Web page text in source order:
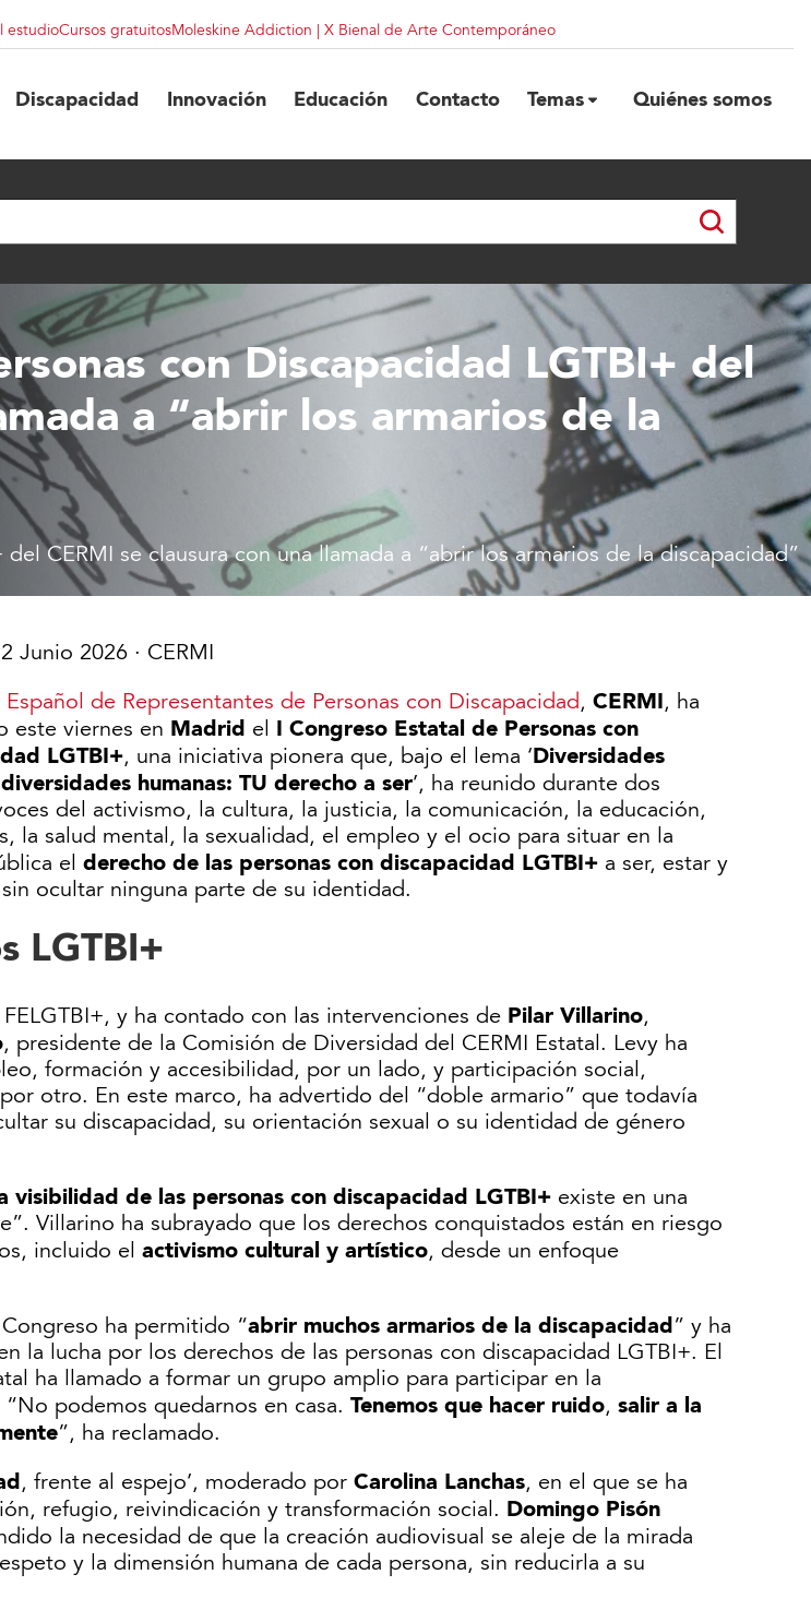
estudioCursos gratuitosMoleskine Addiction | X Bienal de Arte Contemporáneo
nueva
Discapacidad Innovación Educación Contacto Temas Quiénes somos
con Discapacidad LGTBI+ del
a “abrir los armarios de la
CERMI se clausura con una llamada a “abrir los armarios de la discapacidad”
Junio 2026· CERMI
de Representantes de Personas con Discapacidad, CERMI, ha
este viernes en Madrid el I Congreso Estatal de Personas con
LGTBI+, una iniciativa pionera que, bajo el lema ‘Diversidades
humanas: TU derecho a ser’, ha reunido durante dos
del activismo, la cultura, la justicia, la comunicación, la educación,
la salud mental, la sexualidad, el empleo y el ocio para situar en la
el derecho de las personas con discapacidad LGTBI+ a ser, estar y
ocultar ninguna parte de su identidad.
LGTBI+
y ha contado con las intervenciones de Pilar Villarino,
, presidente de la Comisión de Diversidad del CERMI Estatal. Levy ha
formación y accesibilidad, por un lado, y participación social,
otro. En este marco, ha advertido del “doble armario” que todavía
su discapacidad, su orientación sexual o su identidad de género
visibilidad de las personas con discapacidad LGTBI+ existe en una
Villarino ha subrayado que los derechos conquistados están en riesgo
incluido el activismo cultural y artístico, desde un enfoque
ha permitido “abrir muchos armarios de la discapacidad” y ha
la lucha por los derechos de las personas con discapacidad LGTBI+. El
ha llamado a formar un grupo amplio para participar en la
podemos quedarnos en casa. Tenemos que hacer ruido, salir a la
”, ha reclamado.
, frente al espejo’, moderado por Carolina Lanchas, en el que se ha
refugio, reivindicación y transformación social. Domingo Pisón
la necesidad de que la creación audiovisual se aleje de la mirada
y la dimensión humana de cada persona, sin reducirla a su